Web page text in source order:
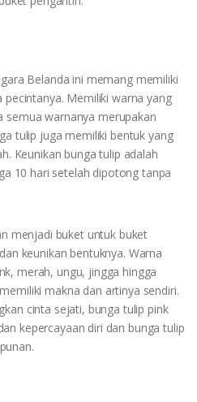
Belanda ini memang memiliki
Memiliki warna yang
warnanya merupakan
tulip juga memiliki bentuk yang
Keunikan bunga tulip adalah
10 hari setelah dipotong tanpa
menjadi buket untuk buket
keunikan bentuknya. Warna
merah, ungu, jingga hingga
makna dan artinya sendiri.
cinta sejati, bunga tulip pink
kepercayaan diri dan bunga tulip